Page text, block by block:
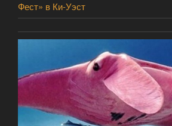
Фест» в Ки-Уэст